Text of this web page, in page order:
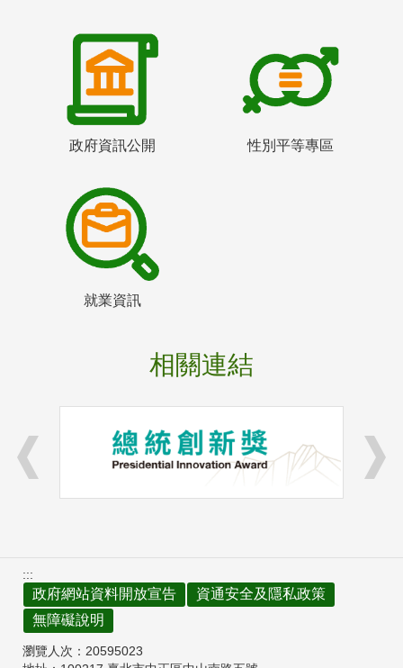
政府資訊公開 性別平等專區
就業資訊
相關連結
:::
政府網站資料開放宣告
資通安全及隱私政策
無障礙說明
瀏覽人次： 20595023